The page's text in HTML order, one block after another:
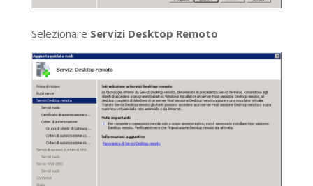
Selezionare Servizi Desktop Remoto